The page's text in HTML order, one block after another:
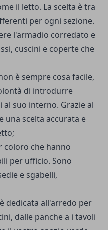
il letto. La scelta è tra
per ogni sezione.
l'armadio corredato e
cuscini e coperte che
è sempre cosa facile,
di introdurre
suo interno. Grazie al
una scelta accurata e
coloro che hanno
per ufficio. Sono
e sgabelli,
dedicata all'arredo per
dalle panche a i tavoli